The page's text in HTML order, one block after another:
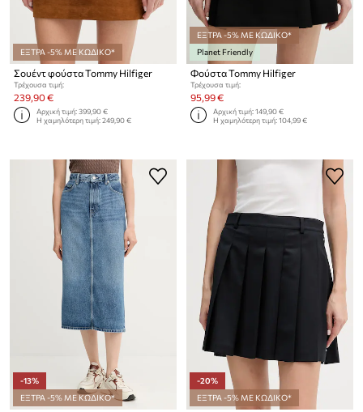
ΕΞΤΡΑ -5% ΜΕ ΚΩΔΙΚΟ*
Σουέντ φούστα Tommy Hilfiger
Τρέχουσα τιμή:
239,90 €
Αρχική τιμή:399,90 €
Η χαμηλότερη τιμή:249,90 €
ΕΞΤΡΑ -5% ΜΕ ΚΩΔΙΚΟ*
Planet Friendly
Φούστα Tommy Hilfiger
Τρέχουσα τιμή:
95,99 €
Αρχική τιμή:149,90 €
Η χαμηλότερη τιμή:104,99 €
-13%
ΕΞΤΡΑ -5% ΜΕ ΚΩΔΙΚΟ*
-20%
ΕΞΤΡΑ -5% ΜΕ ΚΩΔΙΚΟ*